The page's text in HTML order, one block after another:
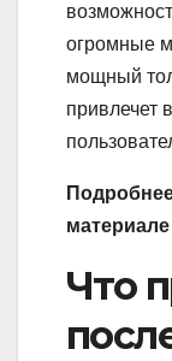
огромные
мощный
привлечет
Что